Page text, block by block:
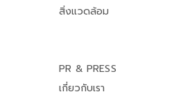
สิ่งแวดล้อม
PR & PRESS
เกี่ยวกับเรา